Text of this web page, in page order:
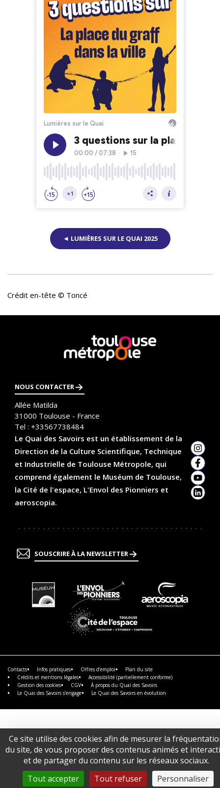
Ce site utilise des cookies afin de mesurer la
du site, de vous proposer des contenus animés et
et de partager du contenu sur les réseaux sociaux.
Tout accepter
Tout refuser Personnaliser
◄ LUMIÈRES SUR LE QUAI 2025
Crédit en-tête © Toncé
En
savoir
plus
NOUS CONTACTER
Allée Matilda
31000 Toulouse - France
Tel : +33567738484
Le Quai des Savoirs est un établissement de la
Direction de la Culture Scientifique, Technique
et Industrielle de Toulouse Métropole, qui
comprend également le Muséum de Toulouse,
la Cité de l'espace, L'Envol des Pionniers et
aeroscopia.
SOUSCRIRE À LA NEWSLETTER
En
savoir
plus
Contacts Infos pratiques Offres d’emploi
Plan du site
Crédits et mentions légales
Accessibilité (partiellement conforme)
Gestion des cookies
CGV
À propos du Quai des Savoirs
Le Quai des Savoirs s’engage
Le Quai des Savoirs en évolution